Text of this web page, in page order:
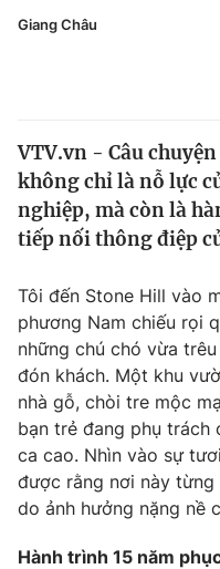
Tin tức
Thế giới đó đây
Câu chuyện quốc tế
Kinh tế
Tài chính
Góc doanh nghiệp
Dữ liệu và đời sống
Truyền hình
Phim VTV
Hậu trường
Nhân vật
Khán giả
Giải trí
Điện ảnh
Âm nhạc
Sao
Đời sống
Du lịch
Giáo dục
Tuyển sinh
Giáo dục
Giang Châu
VTV.vn - Câu
không chỉ là nỗ lực
nghiệp, mà còn là
tiếp nối thông điệp
Tôi đến Stone Hill vào
phương Nam chiếu rọi
những chú chó vừa
đón khách. Một khu
nhà gỗ, chòi tre mộc
bạn trẻ đang phụ trách
ca cao. Nhìn vào sự
được rằng nơi này
do ảnh hưởng nặng nề
Hành trình 15 năm